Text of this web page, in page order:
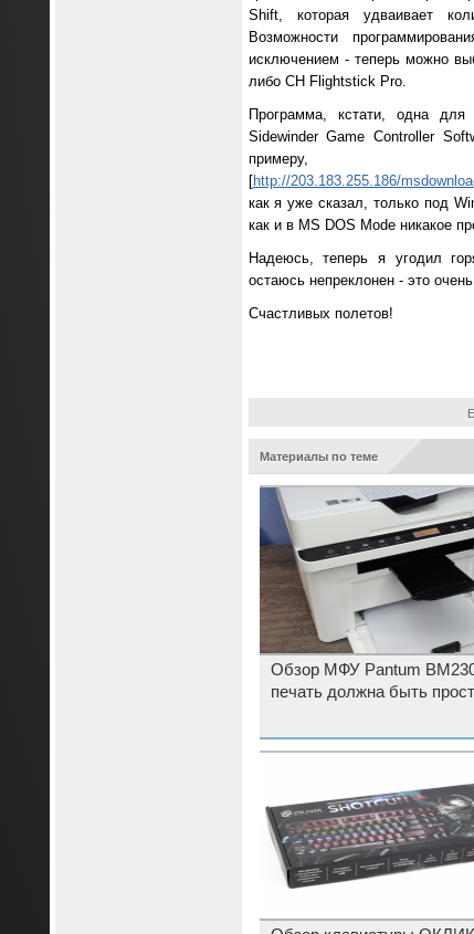
Shift, которая удваивает
Возможности
исключением - теперь можно
либо CH Flightstick Pro.
Программа, кстати, одна
Sidewinder Game Controller
[http://203.183.255.186/
как я уже сказал, только под
как и в MS DOS Mode никакое
Надеюсь, теперь я угодил
остаюсь непреклонен - это
Счастливых полетов!
Материалы по теме
Обзор МФУ Pantum
печать должна быть